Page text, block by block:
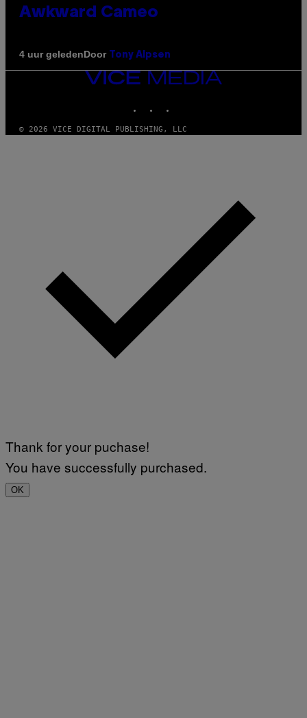
Awkward Cameo
4 uur geledenDoor Tony Alpsen
VICE
MEDIA
© 2026 VICE DIGITAL PUBLISHING, LLC
Thank for your puchase!
You have successfully purchased.
OK